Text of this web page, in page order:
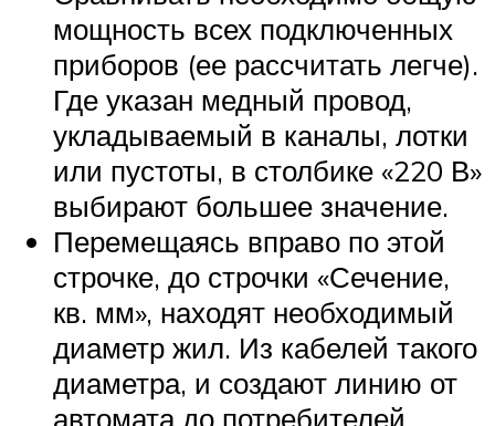
мощность всех подключенных
приборов (ее рассчитать легче).
Где указан медный провод,
укладываемый в каналы, лотки
или пустоты, в столбике «220 В»
выбирают большее значение.
Перемещаясь вправо по этой
строчке, до строчки «Сечение,
кв. мм», находят необходимый
диаметр жил. Из кабелей такого
диаметра, и создают линию от
автомата до потребителей